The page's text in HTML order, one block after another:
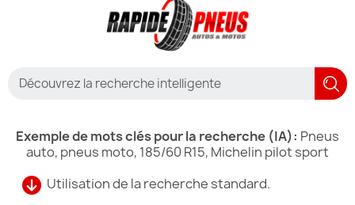
Utilisation de la recherche standard.
Exemple de mots clés pour la recherche (IA): Pneus
auto, pneus moto, 185/60 R15, Michelin pilot sport